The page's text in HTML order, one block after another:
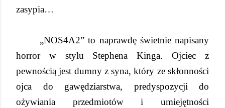
zasypia…
„NOS4A2” to naprawdę świetnie napisany
horror w stylu Stephena Kinga. Ojciec z
pewnością jest dumny z syna, który ze skłonności
ojca do gawędziarstwa, predyspozycji do
ożywiania przedmiotów i umiejętności